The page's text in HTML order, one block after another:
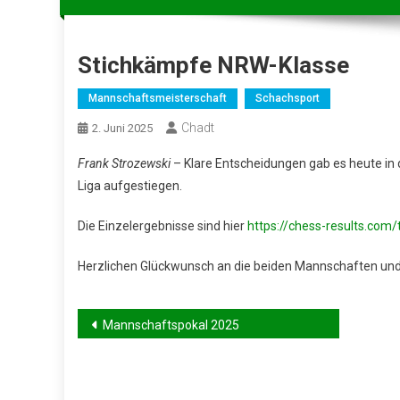
Stichkämpfe NRW-Klasse
Mannschaftsmeisterschaft Schachsport
2. Juni 2025 Chadt
Frank Strozewski– Klare Entscheidungen gab es heute in
Liga aufgestiegen.
Die Einzelergebnisse sind hier https://chess-
Herzlichen Glückwunsch an die beiden Mannschaften
Beitragsnavigation
Mannschaftspokal 2025